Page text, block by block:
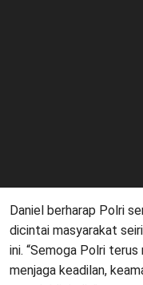
Daniel berharap Polri
dicintai masyarakat
ini. “Semoga Polri
menjaga keadilan,